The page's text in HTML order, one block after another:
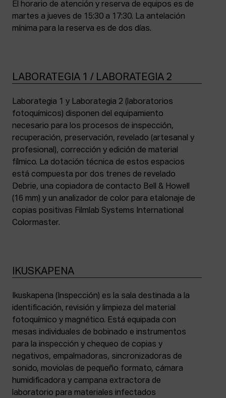
El horario de atención y reserva de equipos es de
martes a jueves de 15:30 a 17:30. La antelación
mínima para la reserva es de dos días.
LABORATEGIA 1 / LABORATEGIA 2
Laborategia 1 y Laborategia 2 (laboratorios
fotoquímicos) disponen del equipamiento
necesario para los procesos de inspección,
recuperación, preservación, revelado (artesanal y
profesional), corrección y edición de material
fílmico. La dotación técnica de estos espacios
está compuesta por dos trenes de revelado
Debrie, una copiadora de contacto Bell & Howell
(16 mm) y un analizador de color para etalonaje de
copias positivas Filmlab Systems International
Colormaster.
IKUSKAPENA
Ikuskapena (Inspección) es la sala destinada a la
identificación, revisión y limpieza del material
fotoquímico y magnético. Está equipada con
mesas individuales de bobinado e instrumentos
para la inspección y chequeo de copias y
negativos, empalmadoras, sincronizadoras de
sonido, moviolas de pequeño formato, cámara
humidificadora y campana extractora de
laboratorio para materiales infectados